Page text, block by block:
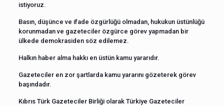
istiyoruz.
Basın, düşünce ve ifade özgürlüğü olmadan, hukukun üstünlüğü
korunmadan ve gazeteciler özgürce görev yapmadan bir
ülkede demokrasiden söz edilemez.
Halkın haber alma hakkı en üstün kamu yararıdır.
Gazeteciler en zor şartlarda kamu yararını gözeterek görev
başındadır.
Kıbrıs Türk Gazeteciler Birliği olarak Türkiye Gazeteciler